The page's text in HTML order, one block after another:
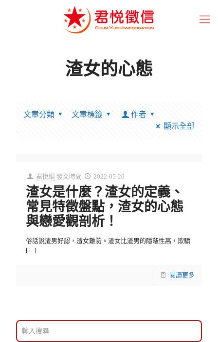
渣女的心態
文章分類 文章標籤
作者
顯示全部
君悅編 發文時間 2022-05-20
渣女是什麼？渣女的定義、
常見特徵盤點，渣女的心態
與戀愛觀剖析！
俗話說渣男好認，渣女難防。渣女比渣男的隱蔽性高，欺騙
[…]
閱讀更多